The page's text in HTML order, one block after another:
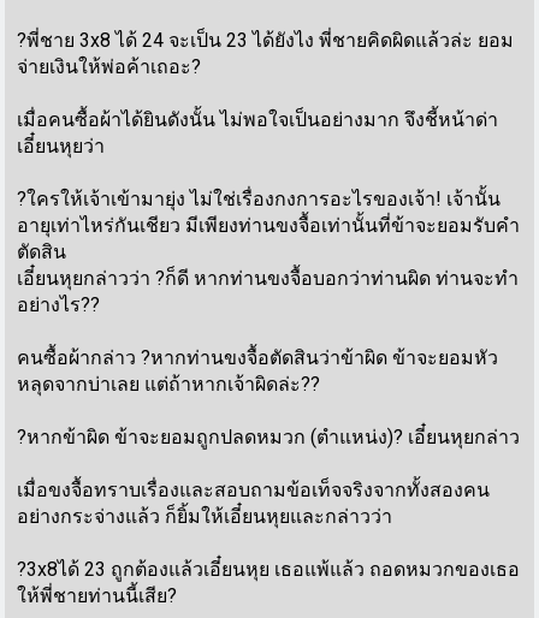
?พี่ชาย 3x8 ได้ 24 จะเป็น 23 ได้ยังไง พี่ชายคิดผิดแล้วล่ะ ยอม
จ่ายเงินให้พ่อค้าเถอะ?
เมื่อคนซื้อผ้าได้ยินดังนั้น ไม่พอใจเป็นอย่างมาก จึงชี้หน้าด่า
เอี๋ยนหุยว่า
?ใครให้เจ้าเข้ามายุ่ง ไม่ใช่เรื่องกงการอะไรของเจ้า! เจ้านั้น
อายุเท่าไหร่กันเชียว มีเพียงท่านขงจื้อเท่านั้นที่ข้าจะยอมรับคำ
ตัดสิน
เอี๋ยนหุยกล่าวว่า ?ก็ดี หากท่านขงจื้อบอกว่าท่านผิด ท่านจะทำ
อย่างไร??
คนซื้อผ้ากล่าว ?หากท่านขงจื้อตัดสินว่าข้าผิด ข้าจะยอมหัว
หลุดจากบ่าเลย แต่ถ้าหากเจ้าผิดล่ะ??
?หากข้าผิด ข้าจะยอมถูกปลดหมวก (ตำแหน่ง)? เอี๋ยนหุยกล่าว
เมื่อขงจื้อทราบเรื่องและสอบถามข้อเท็จจริงจากทั้งสองคน
อย่างกระจ่างแล้ว ก็ยิ้มให้เอี๋ยนหุยและกล่าวว่า
?3x8ได้ 23 ถูกต้องแล้วเอี๋ยนหุย เธอแพ้แล้ว ถอดหมวกของเธอ
ให้พี่ชายท่านนี้เสีย?